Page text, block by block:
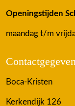
Openingstijden
maandag t/m
Boca-Kristen
Kerkendijk 126